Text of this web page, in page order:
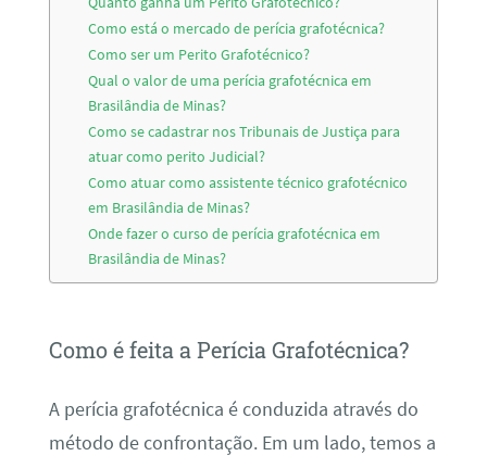
Como está o mercado de perícia grafotécnica?
Como ser um Perito Grafotécnico?
Qual o valor de uma perícia grafotécnica em
Brasilândia de Minas?
Como se cadastrar nos Tribunais de Justiça para
atuar como perito Judicial?
Como atuar como assistente técnico grafotécnico
em Brasilândia de Minas?
Onde fazer o curso de perícia grafotécnica em
Brasilândia de Minas?
Como é feita a Perícia Grafotécnica?
A perícia grafotécnica é conduzida através do
método de confrontação. Em um lado, temos a